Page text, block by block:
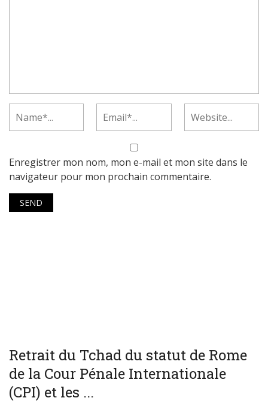
Enregistrer mon nom, mon e-mail et mon site dans le
navigateur pour mon prochain commentaire.
Retrait du Tchad du statut de Rome
de la Cour Pénale Internationale
(CPI) et les ...